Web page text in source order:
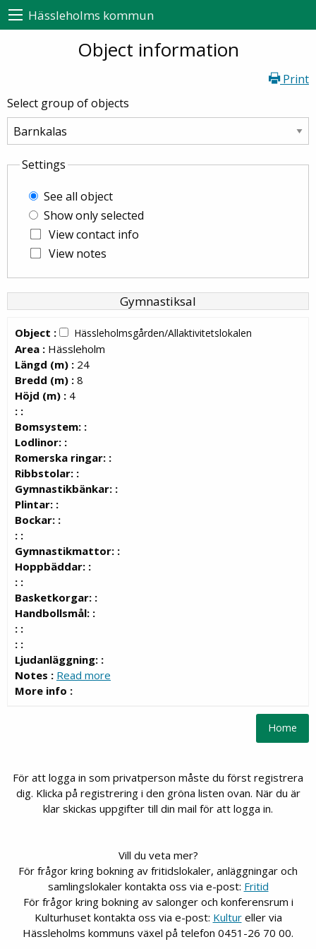
Hässleholms kommun
Object information
Print
Select group of objects
Settings
See all object
Show only selected
View contact info
View notes
Gymnastiksal
Object : Hässleholmsgården/Allaktivitetslokalen
Area : Hässleholm
Längd (m) : 24
Bredd (m) : 8
Höjd (m) : 4
: :
Bomsystem: :
Lodlinor: :
Romerska ringar: :
Ribbstolar: :
Gymnastikbänkar: :
Plintar: :
Bockar: :
: :
Gymnastikmattor: :
Hoppbäddar: :
: :
Basketkorgar: :
Handbollsmål: :
: :
: :
Ljudanläggning: :
Notes : Read more
More info :
För att logga in som privatperson måste du först registrera
dig. Klicka på registrering i den gröna listen ovan. När du är
klar skickas uppgifter till din mail för att logga in.
Vill du veta mer?
För frågor kring bokning av fritidslokaler, anläggningar och
samlingslokaler kontakta oss via e-post: Fritid
För frågor kring bokning av salonger och konferensrum i
Kulturhuset kontakta oss via e-post: Kultureller via
Hässleholms kommuns växel på telefon 0451-26 70 00.